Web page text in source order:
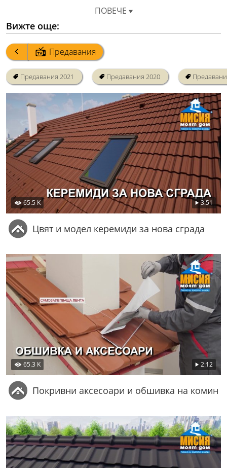
ПОВЕЧЕ
Вижте още:
Предавания
Предавания 2021 Предавания 2020
65.5 K 3:51
Цвят и модел керемиди за нова сграда
65.3 K 2:12
Покривни аксесоари и обшивка на комин